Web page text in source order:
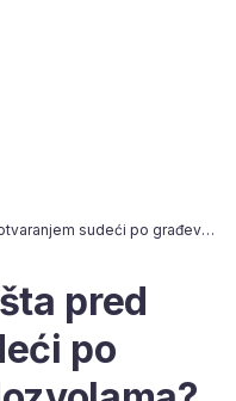
Koliko je gradilišta pred otvaranjem sudeći po građevinskim dozvolama? Moglo bi i bolje
pred
po